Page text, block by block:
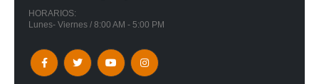
HORARIOS:
Lunes- Viernes / 8:00 AM - 5:00 PM